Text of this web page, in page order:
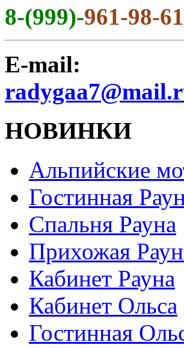
8-(999)-961-98-61
E-mail:
НОВИНКИ
Альпийские
Гостинная
Спальня Рауна
Прихожая
Кабинет Рауна
Кабинет Ольса
Гостинная